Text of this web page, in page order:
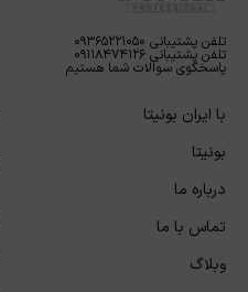
تلفن پشتیبانی ۰۹۳۶۵۲۲۱۰۵۰
تلفن پشتیبانی ۰۹۱۱۸۴۷۴۱۲۶
پاسخگوی سوالات شما هستیم
با ایران بونیتا
بونیتا
درباره ما
تماس با ما
وبلاگ